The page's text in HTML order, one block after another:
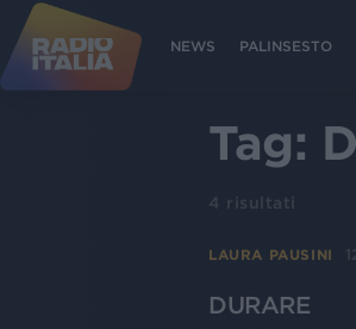
NEWS PALINSESTO
Tag:
4 risultati
LAURA PAUSINI
DURARE